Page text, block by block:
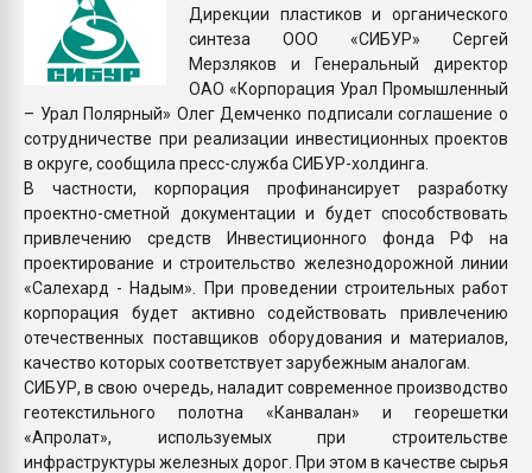
Дирекции пластиков и органического
синтеза ООО «СИБУР» Сергей
Мерзляков и Генеральный директор
ОАО «Корпорация Урал Промышленный
– Урал Полярный» Олег Демченко подписали соглашение о
сотрудничестве при реализации инвестиционных проектов
в округе, сообщила пресс-служба СИБУР-холдинга.
В частности, корпорация профинансирует разработку
проектно-сметной документации и будет способствовать
привлечению средств Инвестиционного фонда РФ на
проектирование и строительство железнодорожной линии
«Салехард - Надым». При проведении строительных работ
корпорация будет активно содействовать привлечению
отечественных поставщиков оборудования и материалов,
качество которых соответствует зарубежным аналогам.
СИБУР, в свою очередь, наладит современное производство
геотекстильного полотна «Канвалан» и георешетки
«Апролат», используемых при строительстве
инфраструктуры железных дорог. При этом в качестве сырья